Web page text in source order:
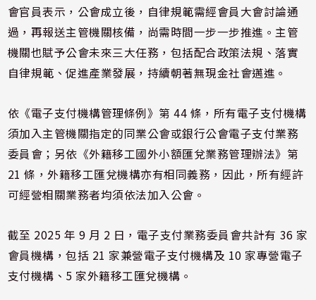
會官員表示，公會成立後，自律規範需經會員大會討論通
過，再報送主管機關核備，尚需時間一步一步推進。主管
機關也賦予公會未來三大任務，包括配合政策法規、落實
自律規範、促進產業發展，持續朝著無現金社會邁進。
依《電子支付機構管理條例》第 44 條，所有電子支付機構
須加入主管機關指定的同業公會或銀行公會電子支付業務
委員會；另依《外籍移工國外小額匯兌業務管理辦法》第
21 條，外籍移工匯兌機構亦有相同義務，因此，所有經許
可經營相關業務者均須依法加入公會。
截至 2025 年 9 月 2 日，電子支付業務委員會共計有 36 家
會員機構，包括 21 家兼營電子支付機構及 10 家專營電子
支付機構、5 家外籍移工匯兌機構。